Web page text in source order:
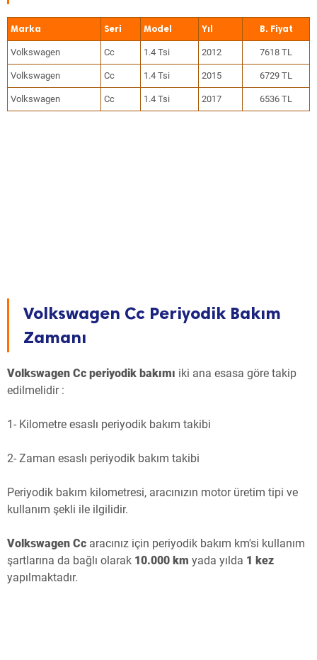
Marka Seri Model Yıl
Volkswagen Cc 1.4 Tsi 2012 7618 TL
Volkswagen Cc 1.4 Tsi 2015 6729 TL
Volkswagen Cc 1.4 Tsi 2017 6536 TL
Volkswagen Cc Periyodik Bakım
Zamanı
Volkswagen Cc periyodik bakımı iki ana esasa göre takip
edilmelidir :
1- Kilometre esaslı periyodik bakım takibi
2- Zaman esaslı periyodik bakım takibi
Periyodik bakım kilometresi, aracınızın motor üretim tipi ve
kullanım şekli ile ilgilidir.
Volkswagen Cc aracınız için periyodik bakım km'si kullanım
şartlarına da bağlı olarak 10.000 km yada yılda 1 kez
yapılmaktadır.